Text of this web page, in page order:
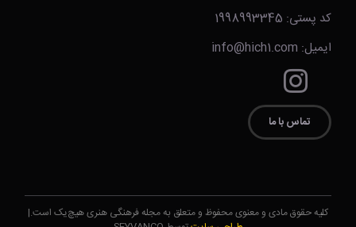
کد پستی: 1998993345
ایمیل: info@hich1.com
تماس با ما
کلیه حقوق مادی و معنوی محفوظ و متعلق به مجله فرهنگی هنری هیچ‌یک است.|